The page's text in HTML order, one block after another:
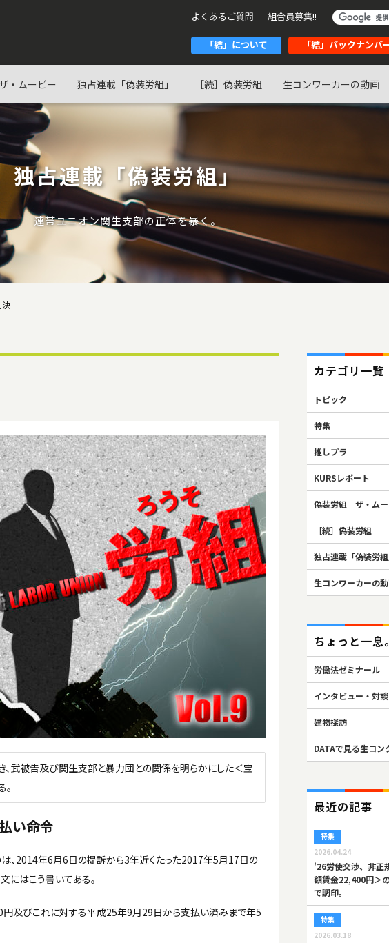
よくあるご質問 組合員募集!!
「結」について 「結」バックナンバ
・ムービー 独占連載「偽装労組」 ［続］偽装労組 生コンワーカーの動画
独占連載「偽装労組」
連帯ユニオン関生支部の正体を暴く。
決
武被告及び関生支部と暴力団との関係を明らかにした＜宝
い命令
、2014年6月6日の提訴から3年近くたった2017年5月17日の
にはこう書いてある。
円及びこれに対する平成25年9月29日から支払い済みまで年5
カテゴリ一覧
トピック
特集
推しプラ
KURSレポート
偽装労組 ザ・ムー
［続］偽装労組
独占連載「偽装労組
生コンワーカーの
ちょっと一息。
労働法ゼミナール
インタビュー・対談
建物探訪
DATAで見る生コン
最近の記事
特集
2026.04.24
'26労使交渉、非正
額賃金22,400円＞
で調印。
特集
2026.03.18